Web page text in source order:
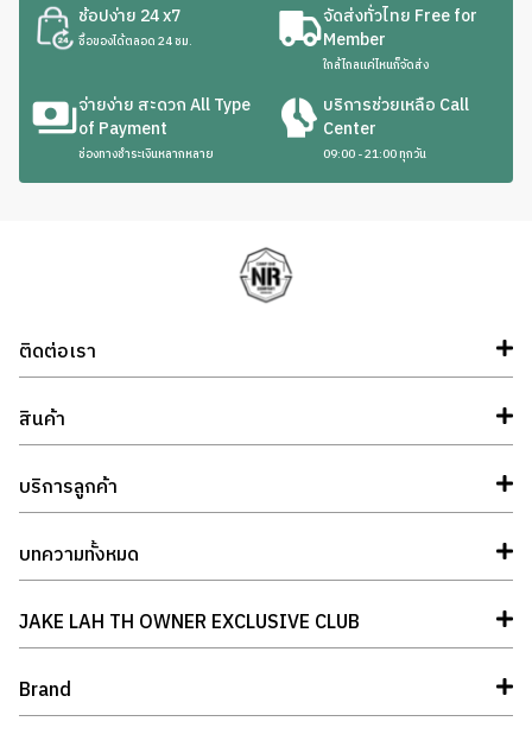
ช้อปง่าย 24 x7
ซื้อของได้ตลอด 24 ชม.
จัดส่งทั่วไทย Free for
Member
ใกล้ไกลแค่ไหนก็จัดส่ง
จ่ายง่าย สะดวก All Type
of Payment
ช่องทางชำระเงินหลากหลาย
บริการช่วยเหลือ Call
Center
09:00 - 21:00 ทุกวัน
ติดต่อเรา
สินค้า
บริการลูกค้า
บทความทั้งหมด
JAKE LAH TH OWNER EXCLUSIVE CLUB
Brand